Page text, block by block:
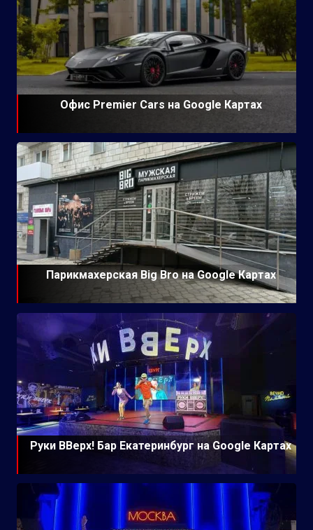
Офис Premier Cars на Google Картах
Парикмахерская Big Bro на Google Картах
Руки ВВерх! Бар Екатеринбург на Google Картах